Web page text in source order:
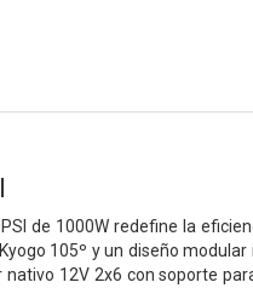
de 1000W redefine la
105º y un diseño
12V 2x6 con soporte